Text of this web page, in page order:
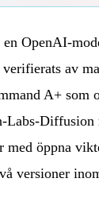
OpenAI-
av
A+ som
Diffusion
öppna
versioner